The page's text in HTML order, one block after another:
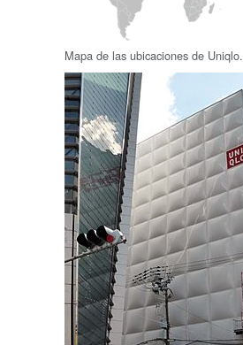
Mapa de las ubicaciones de Uniqlo.